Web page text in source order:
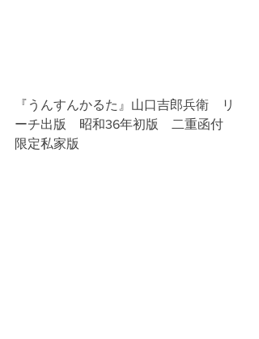
『うんすんかるた』山口吉郎兵衛　リ
ーチ出版　昭和36年初版　二重函付
限定私家版